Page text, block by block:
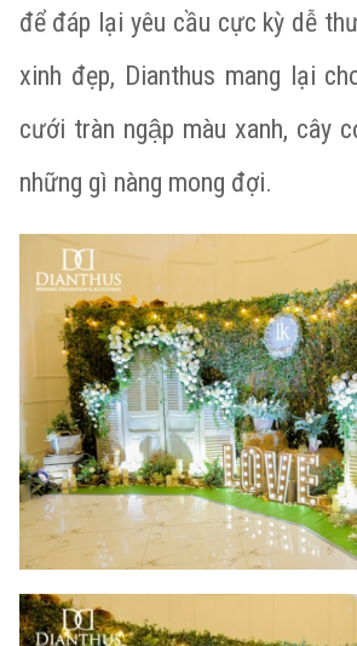
để đáp lại yêu cầu cực kỳ dễ
xinh đẹp, Dianthus mang lại
cưới tràn ngập màu xanh, cây
những gì nàng mong đợi.